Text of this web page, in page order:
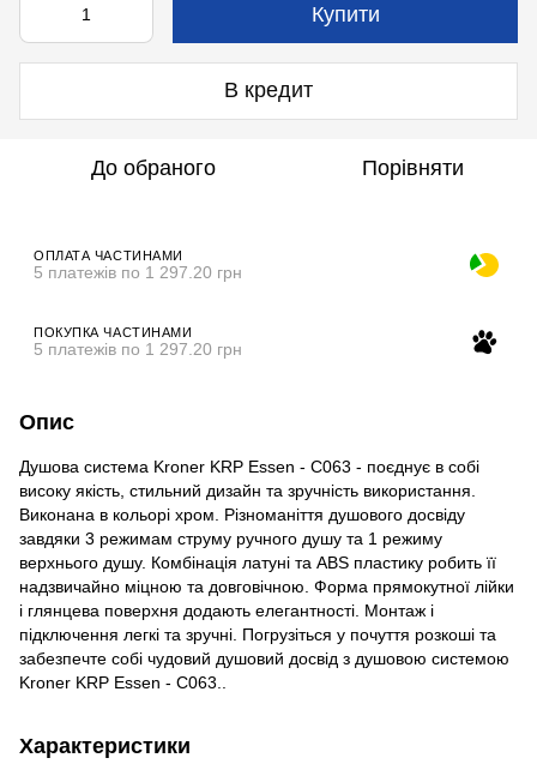
Купити
В кредит
До обраного Порівняти
ОПЛАТА ЧАСТИНАМИ
5 платежів по 1 297.20 грн
ПОКУПКА ЧАСТИНАМИ
5 платежів по 1 297.20 грн
Опис
Душова система Kroner KRP Essen - C063 - поєднує в собі
високу якість, стильний дизайн та зручність використання.
Виконана в кольорі хром. Різноманіття душового досвіду
завдяки 3 режимам струму ручного душу та 1 режиму
верхнього душу. Комбінація латуні та ABS пластику робить її
надзвичайно міцною та довговічною. Форма прямокутної лійки
і глянцева поверхня додають елегантності. Монтаж і
підключення легкі та зручні. Погрузіться у почуття розкоші та
забезпечте собі чудовий душовий досвід з душовою системою
Kroner KRP Essen - C063..
Характеристики